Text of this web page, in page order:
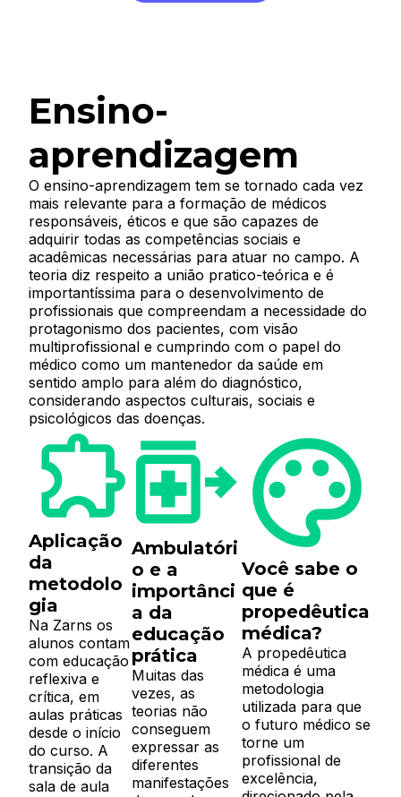
Ensino-
aprendizagem
O ensino-aprendizagem tem se tornado cada vez
mais relevante para a formação de médicos
responsáveis, éticos e que são capazes de
adquirir todas as competências sociais e
acadêmicas necessárias para atuar no campo. A
teoria diz respeito a união pratico-teórica e é
importantíssima para o desenvolvimento de
profissionais que compreendam a necessidade do
protagonismo dos pacientes, com visão
multiprofissional e cumprindo com o papel do
médico como um mantenedor da saúde em
sentido amplo para além do diagnóstico,
considerando aspectos culturais, sociais e
psicológicos das doenças.
Aplicação
da
metodolo
gia
Na Zarns os
alunos contam
com educação
reflexiva e
crítica, em
aulas práticas
desde o início
do curso. A
transição da
sala de aula
Ambulatóri
o e a
importânci
a da
educação
prática
Muitas das
vezes, as
teorias não
conseguem
expressar as
diferentes
manifestações
Você sabe o
que é
propedêutica
médica?
A propedêutica
médica é uma
metodologia
utilizada para que
o futuro médico se
torne um
profissional de
excelência,